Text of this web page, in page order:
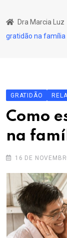
to
content
Dra Marcia Luz
gratidão na família
GRATIDÃO
Como
na
16 DE